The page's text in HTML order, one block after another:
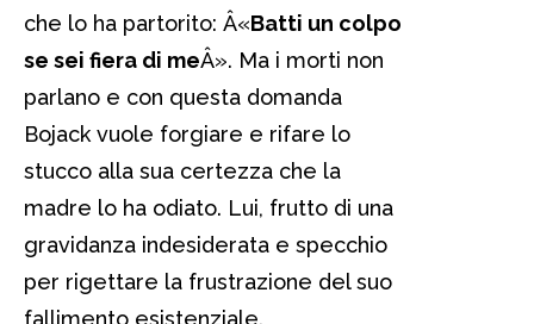
che lo ha partorito: Â«Batti un colpo
se sei fiera di meÂ». Ma i morti non
parlano e con questa domanda
Bojack vuole forgiare e rifare lo
stucco alla sua certezza che la
madre lo ha odiato. Lui, frutto di una
gravidanza indesiderata e specchio
per rigettare la frustrazione del suo
fallimento esistenziale.